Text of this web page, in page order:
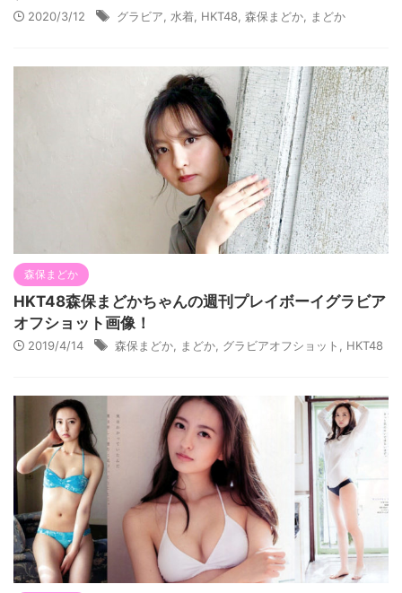
2020/3/12 グラビア 水着 HKT48 森保まどか まどか
森保まどか
HKT48森保まどかちゃんの週刊プレイボーイグラビア
オフショット画像！
2019/4/14 森保まどか まどか グラビアオフショット HKT48